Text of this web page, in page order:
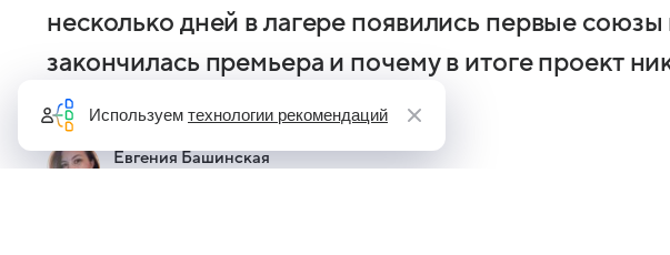
несколько дней в лагере появились первые
закончилась премьера и почему в итоге проект
обзоре ТВ Mail
Евгения Башинская
Используем технологии рекомендаций